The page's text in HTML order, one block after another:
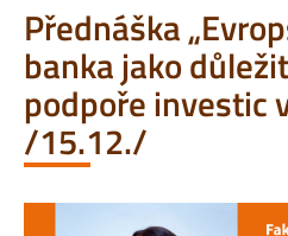
Přednáška
banka jako
podpoře investic
/15.12./